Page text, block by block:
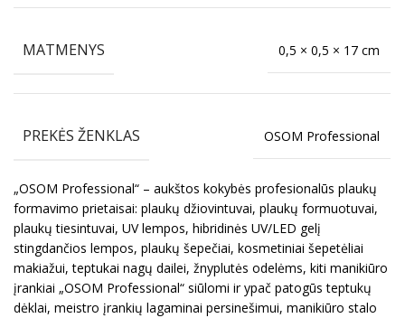
MATMENYS 0,5 × 0,5 × 17 cm
PREKĖS ŽENKLAS OSOM Professional
„OSOM Professional“ – aukštos kokybės profesionalūs plaukų
formavimo prietaisai: plaukų džiovintuvai, plaukų formuotuvai,
plaukų tiesintuvai, UV lempos, hibridinės UV/LED gelį
stingdančios lempos, plaukų šepečiai, kosmetiniai šepetėliai
makiažui, teptukai nagų dailei, žnyplutės odelėms, kiti manikiūro
įrankiai „OSOM Professional“ siūlomi ir ypač patogūs teptukų
dėklai, meistro įrankių lagaminai persinešimui, manikiūro stalo